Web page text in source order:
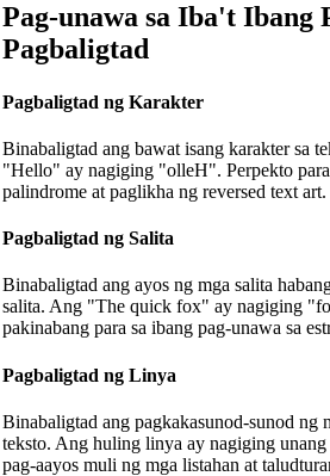
Pag-unawa sa Iba't Ibang
Pagbaligtad
Pagbaligtad ng Karakter
Binabaligtad ang bawat isang karakter sa
"Hello" ay nagiging "olleH". Perpekto para
palindrome at paglikha ng reversed text art.
Pagbaligtad ng Salita
Binabaligtad ang ayos ng mga salita
salita. Ang "The quick fox" ay nagiging
pakinabang para sa ibang pag-unawa sa
Pagbaligtad ng Linya
Binabaligtad ang pagkakasunod-sunod ng
teksto. Ang huling linya ay nagiging
pag-aayos muli ng mga listahan at